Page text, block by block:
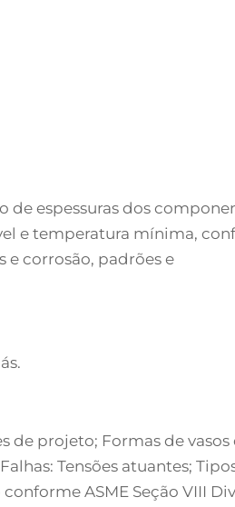
de espessuras dos
e temperatura mínima,
e corrosão, padrões e
de projeto; Formas de vasos
Tensões atuantes;
ASME Seção VIII